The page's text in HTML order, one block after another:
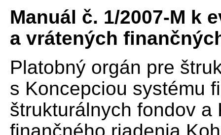
Manuál č. 1/2007-M k
a vrátených
Platobný orgán pre
s Koncepciou systému
štrukturálnych fondov a
finančného riadenia